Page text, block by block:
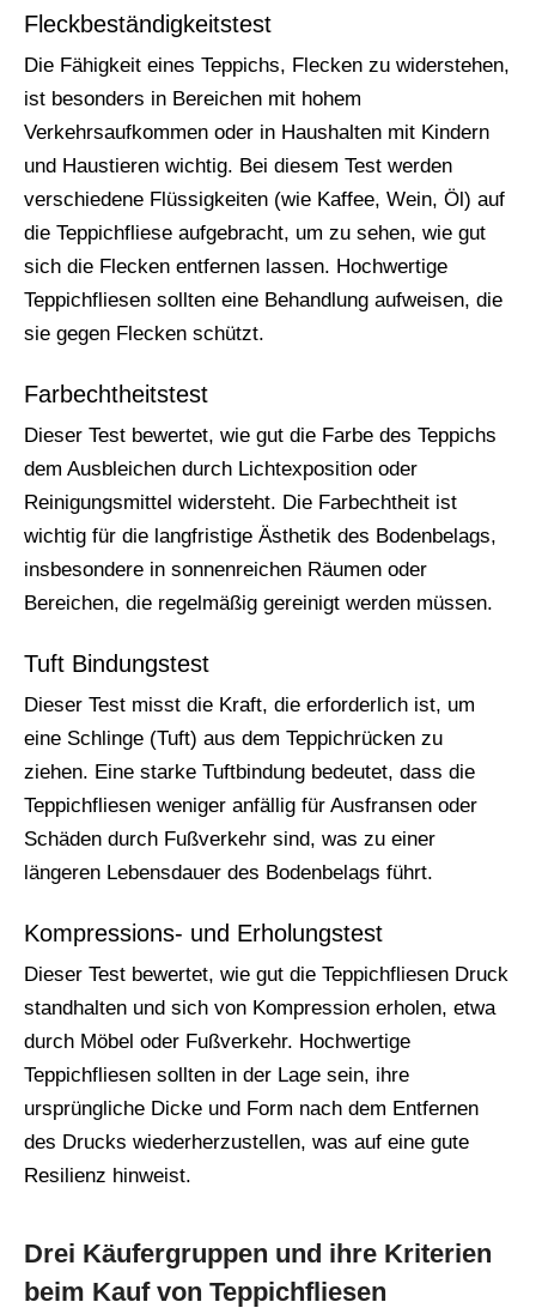
Fleckbeständigkeitstest
Die Fähigkeit eines Teppichs, Flecken zu widerstehen,
ist besonders in Bereichen mit hohem
Verkehrsaufkommen oder in Haushalten mit Kindern
und Haustieren wichtig. Bei diesem Test werden
verschiedene Flüssigkeiten (wie Kaffee, Wein, Öl) auf
die Teppichfliese aufgebracht, um zu sehen, wie gut
sich die Flecken entfernen lassen. Hochwertige
Teppichfliesen sollten eine Behandlung aufweisen, die
sie gegen Flecken schützt.
Farbechtheitstest
Dieser Test bewertet, wie gut die Farbe des Teppichs
dem Ausbleichen durch Lichtexposition oder
Reinigungsmittel widersteht. Die Farbechtheit ist
wichtig für die langfristige Ästhetik des Bodenbelags,
insbesondere in sonnenreichen Räumen oder
Bereichen, die regelmäßig gereinigt werden müssen.
Tuft Bindungstest
Dieser Test misst die Kraft, die erforderlich ist, um
eine Schlinge (Tuft) aus dem Teppichrücken zu
ziehen. Eine starke Tuftbindung bedeutet, dass die
Teppichfliesen weniger anfällig für Ausfransen oder
Schäden durch Fußverkehr sind, was zu einer
längeren Lebensdauer des Bodenbelags führt.
Kompressions- und Erholungstest
Dieser Test bewertet, wie gut die Teppichfliesen Druck
standhalten und sich von Kompression erholen, etwa
durch Möbel oder Fußverkehr. Hochwertige
Teppichfliesen sollten in der Lage sein, ihre
ursprüngliche Dicke und Form nach dem Entfernen
des Drucks wiederherzustellen, was auf eine gute
Resilienz hinweist.
Drei Käufergruppen und ihre Kriterien
beim Kauf von Teppichfliesen